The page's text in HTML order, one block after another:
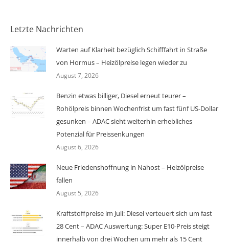
Letzte Nachrichten
Warten auf Klarheit bezüglich Schifffahrt in Straße
von Hormus – Heizölpreise legen wieder zu
August 7, 2026
Benzin etwas billiger, Diesel erneut teurer –
Rohölpreis binnen Wochenfrist um fast fünf US-Dollar
gesunken – ADAC sieht weiterhin erhebliches
Potenzial für Preissenkungen
August 6, 2026
Neue Friedenshoffnung in Nahost – Heizölpreise
fallen
August 5, 2026
Kraftstoffpreise im Juli: Diesel verteuert sich um fast
28 Cent – ADAC Auswertung: Super E10-Preis steigt
innerhalb von drei Wochen um mehr als 15 Cent